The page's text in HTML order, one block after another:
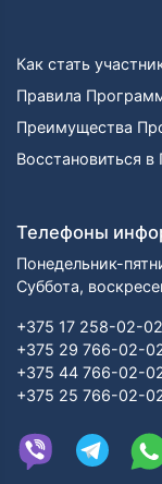
Как стать
Правила
Преимущества
Восстановиться
Телефоны
Понедельник-
Суббота,
+375 17 258-02-
+375 29 766-02-
+375 44 766-02-
+375 25 766-02-